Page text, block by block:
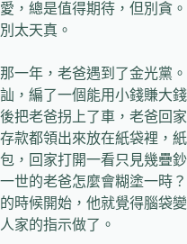
愛，總是值得期待，但別貪
別太天真。
那一年，老爸遇到了金光黨
訕，編了一個能用小錢賺大
後把老爸拐上了車，老爸回
存款都領出來放在紙袋裡，
包，回家打開一看只見幾疊
一世的老爸怎麼會糊塗一時
的時候開始，他就覺得腦袋
人家的指示做了。